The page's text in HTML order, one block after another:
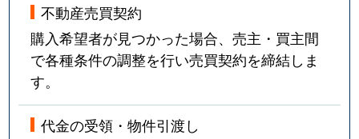
不動産売買契約
購入希望者が見つかった場合、売主・買主間
で各種条件の調整を行い売買契約を締結しま
す。
代金の受領・物件引渡し